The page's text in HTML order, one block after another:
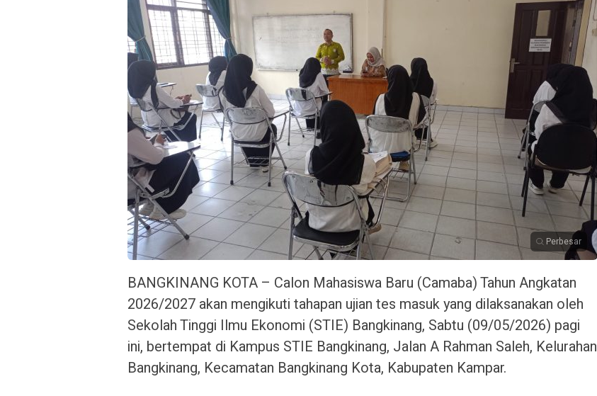
Perbesar
BANGKINANG KOTA – Calon Mahasiswa Baru (Camaba) Tahun Angkatan
2026/2027 akan mengikuti tahapan ujian tes masuk yang dilaksanakan oleh
Sekolah Tinggi Ilmu Ekonomi (STIE) Bangkinang, Sabtu (09/05/2026) pagi
ini, bertempat di Kampus STIE Bangkinang, Jalan A Rahman Saleh, Kelurahan
Bangkinang, Kecamatan Bangkinang Kota, Kabupaten Kampar.